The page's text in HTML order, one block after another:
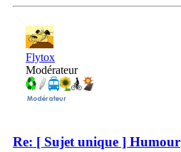
Flytox
Modérateur
Re: [ Sujet unique ] Humour